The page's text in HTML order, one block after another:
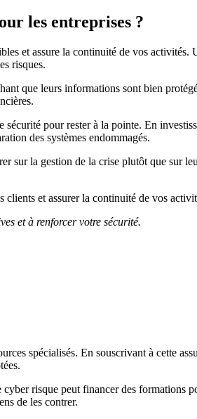
les entreprises ?
et assure la continuité de vos activités.
risques.
que leurs informations sont bien
pour rester à la pointe. En
des systèmes endommagés.
la gestion de la crise plutôt que sur
et assurer la continuité de vos
et à renforcer votre sécurité.
spécialisés. En souscrivant à cette
risque peut financer des formations
de les contrer.